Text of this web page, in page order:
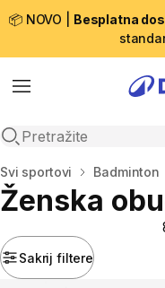
📦 NOVO | Besplatna
Menu
Open search
Početna stranica
Svi sportovi Badminton
Ženska
Sakrij filtere